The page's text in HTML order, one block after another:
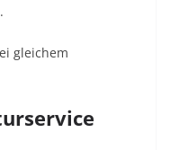
gleichem